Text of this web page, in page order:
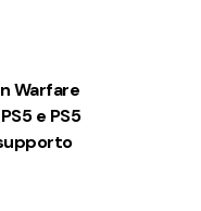
Warfare
e PS5